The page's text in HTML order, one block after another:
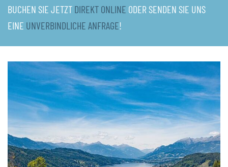
BUCHEN SIE JETZT DIREKT ONLINE ODER SENDEN SIE UNS
EINE UNVERBINDLICHE ANFRAGE!